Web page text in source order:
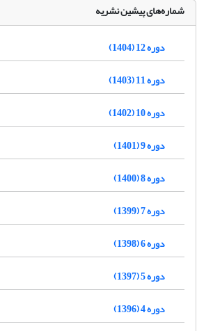
شماره‌های پیشین نشریه
دوره 12 (1404)
دوره 11 (1403)
دوره 10 (1402)
دوره 9 (1401)
دوره 8 (1400)
دوره 7 (1399)
دوره 6 (1398)
دوره 5 (1397)
دوره 4 (1396)